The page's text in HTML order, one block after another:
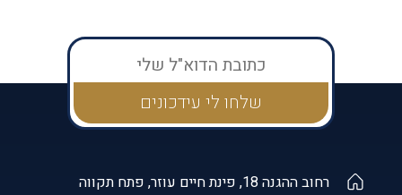
רחוב ההגנה 18, פינת חיים עוזר, פתח תקווה